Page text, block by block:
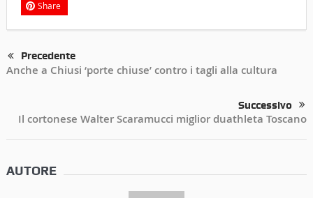
Share
Precedente
Anche a Chiusi ‘porte chiuse’ contro i tagli alla cultura
Successivo
Il cortonese Walter Scaramucci miglior duathleta Toscano
AUTORE